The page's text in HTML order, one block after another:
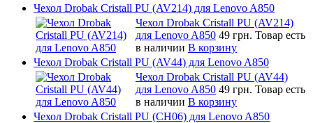
Чехол Drobak Cristall PU (AV214) для Lenovo A850
Чехол Drobak Cristall PU (AV214)
для Lenovo A850 49 грн. Товар есть
в наличии В корзину
Чехол Drobak Cristall PU (AV44) для Lenovo A850
Чехол Drobak Cristall PU (AV44)
для Lenovo A850 49 грн. Товар есть
в наличии В корзину
Чехол Drobak Cristall PU (CH06) для Lenovo A850